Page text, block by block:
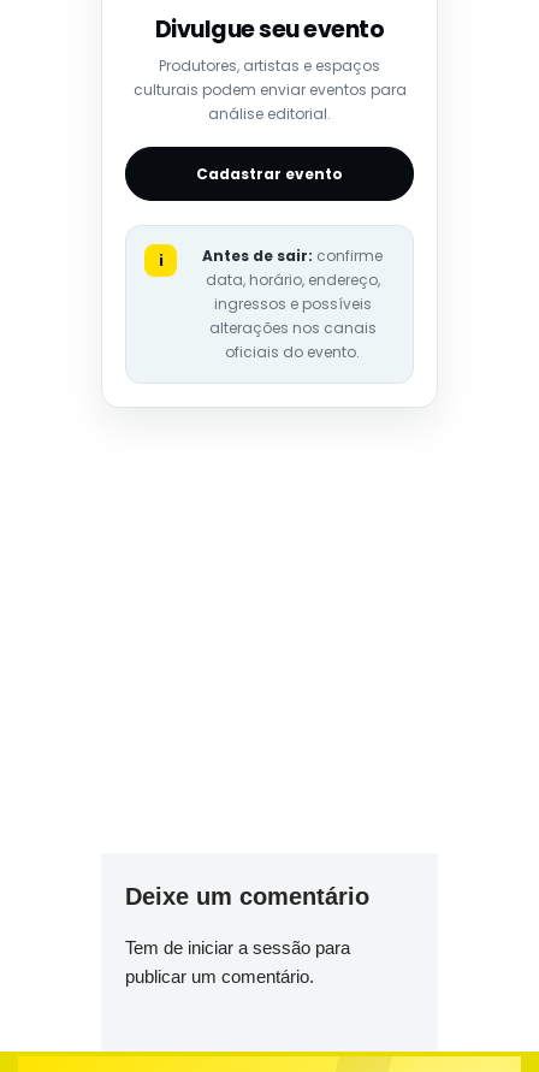
Divulgue seu evento
Produtores, artistas e espaços
culturais podem enviar eventos para
análise editorial.
Cadastrar evento
i Antes de sair: confirme
data, horário, endereço,
ingressos e possíveis
alterações nos canais
oficiais do evento.
Deixe um comentário
Tem de iniciar a sessão para
publicar um comentário.